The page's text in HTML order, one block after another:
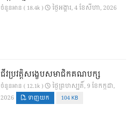
ចំនួនអាន ( 18.4k ) ថ្ងៃ​អង្គារ, 4 ខែ​សីហា, 2026
ជីវប្រវត្តិសង្ខេបសមាជិកគណបក្ស
ចំនួនអាន ( 12.1k )
ថ្ងៃ​ព្រហស្បតិ៍, 9 ខែ​កក្កដា,
2026
ទាញយក 104 KB